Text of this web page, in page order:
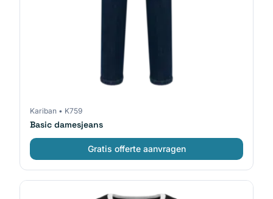
Kariban • K759
Basic damesjeans
Gratis offerte aanvragen